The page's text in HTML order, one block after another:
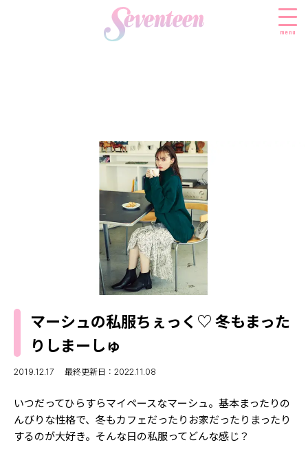
menu
ファッションニュース
ビューティニュース
トレンドメイク
ヘアアレンジ・ヘアケア
スクールニュース
学校ヘアメイク
勉強・受験・進路
ENTERTAINMENT
エンタメニュース
LIFESTYLE
ライフスタイルニュース
JKランキング・アワード
モデルの購入品
おでかけ
MODELS
MODEL'S BLOG
TikTok
Instagram
YouTube
マーシュの私服ちぇっく♡ 冬もまった
りしまーしゅ
2019.12.17 最終更新日：2022.11.08
いつだってひらすらマイペースなマーシュ。基本まったりの
んびりな性格で、冬もカフェだったりお家だったりまったり
するのが大好き。そんな日の私服ってどんな感じ？